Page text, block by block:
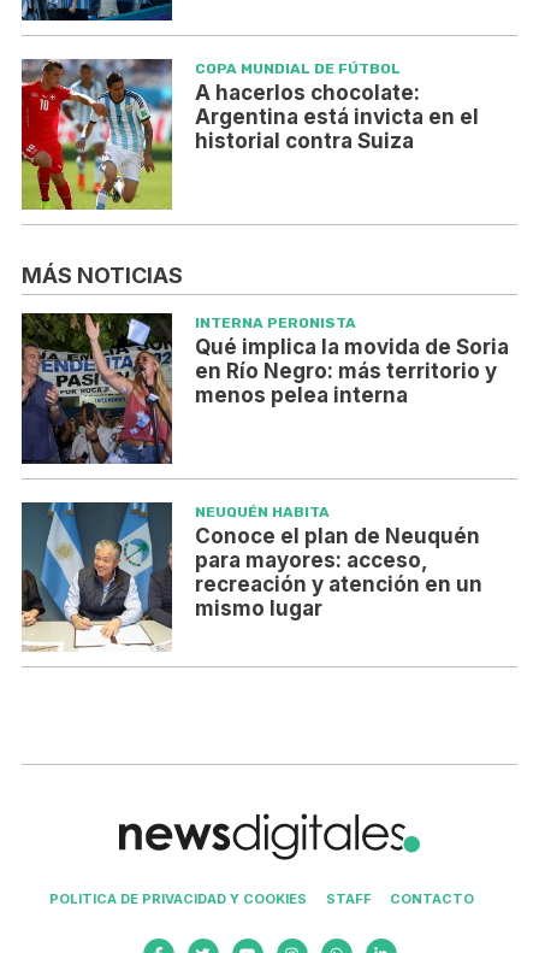
COPA MUNDIAL DE FÚTBOL
A hacerlos chocolate:
Argentina está invicta en el
historial contra Suiza
MÁS NOTICIAS
INTERNA PERONISTA
Qué implica la movida de Soria
en Río Negro: más territorio y
menos pelea interna
NEUQUÉN HABITA
Conoce el plan de Neuquén
para mayores: acceso,
recreación y atención en un
mismo lugar
POLITICA DE PRIVACIDAD Y COOKIES STAFF CONTACTO